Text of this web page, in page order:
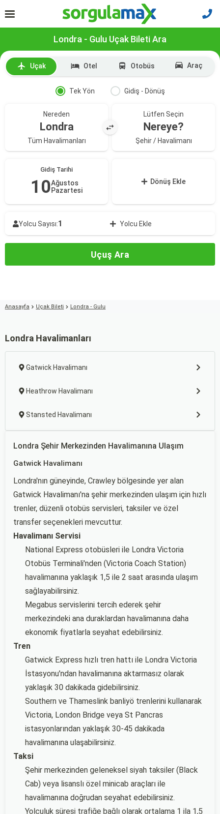
Londra - Gulu Uçak Bileti Ara
Uçak Otel Otobüs Araç
Tek Yön Gidiş - Dönüş
Nereden
Londra
Tüm Havalimanları
Lütfen Seçin
Nereye?
Şehir / Havalimanı
Gidiş Tarihi
10Ağustos
Pazartesi
Dönüş Ekle
Yolcu Sayısı:1 Yolcu Ekle
Uçuş Ara
Anasayfa Uçak Bileti Londra - Gulu
Londra Havalimanları
Gatwick Havalimanı
Heathrow Havalimanı
Stansted Havalimanı
Londra Şehir Merkezinden Havalimanına Ulaşım
Gatwick Havalimanı
Londra'nın güneyinde, Crawley bölgesinde yer alan
Gatwick Havalimanı'na şehir merkezinden ulaşım için hızlı
trenler, düzenli otobüs servisleri, taksiler ve özel
transfer seçenekleri mevcuttur.
Havalimanı Servisi
National Express otobüsleri ile Londra Victoria
Otobüs Terminali'nden (Victoria Coach Station)
havalimanına yaklaşık 1,5 ile 2 saat arasında ulaşım
sağlayabilirsiniz.
Megabus servislerini tercih ederek şehir
merkezindeki ana duraklardan havalimanına daha
ekonomik fiyatlarla seyahat edebilirsiniz.
Tren
Gatwick Express hızlı tren hattı ile Londra Victoria
İstasyonu'ndan havalimanına aktarmasız olarak
yaklaşık 30 dakikada gidebilirsiniz.
Southern ve Thameslink banliyö trenlerini kullanarak
Victoria, London Bridge veya St Pancras
istasyonlarından yaklaşık 30-45 dakikada
havalimanına ulaşabilirsiniz.
Taksi
Şehir merkezinden geleneksel siyah taksiler (Black
Cab) veya lisanslı özel minicab araçları ile
havalimanına doğrudan seyahat edebilirsiniz.
Yolculuk süresi trafiğe bağlı olarak ortalama 1 ila 1,5